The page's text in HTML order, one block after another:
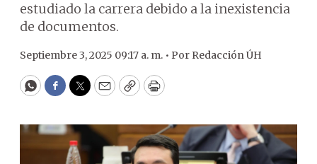
estudiado la carrera debido a la inexistencia
de documentos.
Septiembre 3, 2025 09:17 a. m. • Por Redacción ÚH
WhatsApp
Facebook
Twitter
EmailCopyPrint